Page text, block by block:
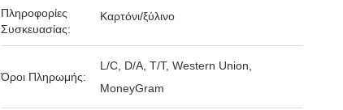
Πληροφορίες
Συσκευασίας:
Καρτόνι/ξύλινο
Όροι Πληρωμής:
L/C, D/A, T/T, Western Union,
MoneyGram